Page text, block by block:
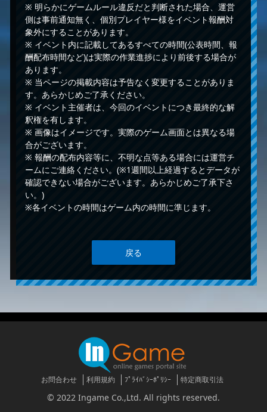
※ 明らかにゲームルール違反だと判断された場合、運営
側は事前通知無く、個別プレイヤー様をイベント報酬対
象外にすることがあります。
※ イベント内に記載してあるすべての時間(公表時間、報
酬配布時間など)は実際の作業進捗により前後する場合が
あります。
※ 当ページの掲載内容は予告なく変更することがありま
す。あらかじめご了承ください。
※ イベント主催者は、今回のイベントにつき最終的な解
釈権を有します。
※ 画像はイメージです。実際のゲーム画面とは異なる場
合がございます。
※ 報酬の配布内容等に、不明な点等ある場合には運営チ
ームにご連絡ください。(※1週間以上経過するとデータが
確認できない場合がございます。あらかじめご了承下さ
い。)
※各イベントの時間はゲーム内の時間に準じます。
戻る
お問合わせ 利用規約 ﾌﾟﾗｲﾊﾞｼｰﾎﾟﾘｼｰ 特定商取引法
© 2022 Ingame Co.,Ltd. All rights reserved.